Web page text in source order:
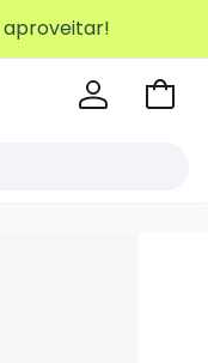
aproveitar!
Ir